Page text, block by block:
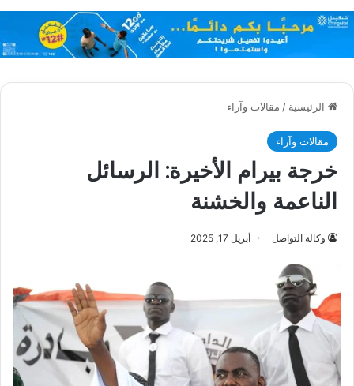
الرئيسية / مقالات وآراء
مقالات وآراء
خرجة بيرام الأخيرة: الرسائل
الناعمة والخشنة
وكالة التواصل أبريل 17, 2025